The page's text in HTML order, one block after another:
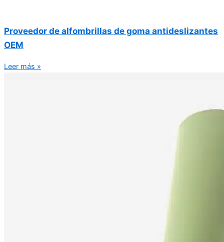
Proveedor de alfombrillas de goma antideslizantes
OEM
Leer más »